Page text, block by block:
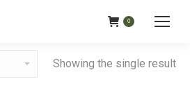
0
Showing the single result